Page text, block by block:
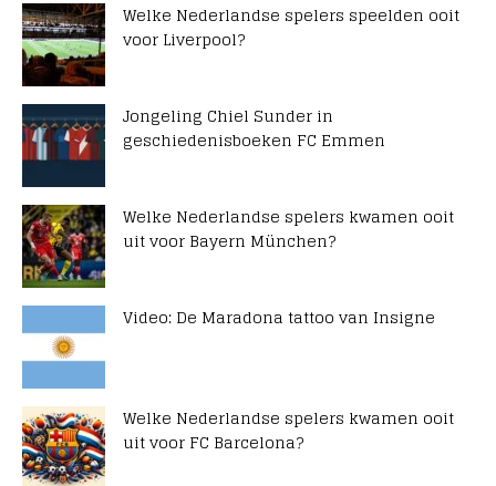
Welke Nederlandse spelers speelden ooit
voor Liverpool?
Jongeling Chiel Sunder in
geschiedenisboeken FC Emmen
Welke Nederlandse spelers kwamen ooit
uit voor Bayern München?
Video: De Maradona tattoo van Insigne
Welke Nederlandse spelers kwamen ooit
uit voor FC Barcelona?